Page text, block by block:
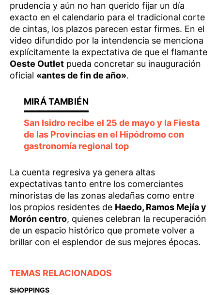
prudencia y aún no han querido fijar un día
exacto en el calendario para el tradicional corte
de cintas, los plazos parecen estar firmes. En el
video difundido por la intendencia se menciona
explícitamente la expectativa de que el flamante
Oeste Outlet pueda concretar su inauguración
oficial «antes de fin de año».
San Isidro recibe el 25 de mayo y la Fiesta
de las Provincias en el Hipódromo con
gastronomía regional top
La cuenta regresiva ya genera altas
expectativas tanto entre los comerciantes
minoristas de las zonas aledañas como entre
los propios residentes de Haedo, Ramos Mejía y
Morón centro, quienes celebran la recuperación
de un espacio histórico que promete volver a
brillar con el esplendor de sus mejores épocas.
TEMAS RELACIONADOS
SHOPPINGS